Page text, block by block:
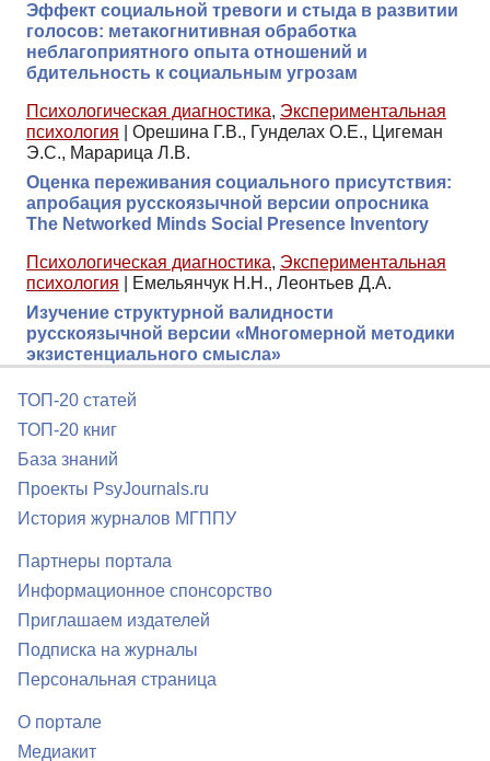
Эффект социальной тревоги и стыда в развитии
голосов: метакогнитивная обработка
неблагоприятного опыта отношений и
бдительность к социальным угрозам
Психологическая диагностика, Экспериментальная
психология
Орешина Г.В., Гунделах О.Е., Цигеман
Э.С., Марарица Л.В.
Оценка переживания социального присутствия:
апробация русскоязычной версии опросника
The Networked Minds Social Presence Inventory
Психологическая диагностика, Экспериментальная
психология
Емельянчук Н.Н., Леонтьев Д.А.
Изучение структурной валидности
русскоязычной версии «Многомерной методики
экзистенциального смысла»
ТОП-20 статей
ТОП-20 книг
База знаний
Проекты PsyJournals.ru
История журналов МГППУ
Партнеры портала
Информационное спонсорство
Приглашаем издателей
Подписка на журналы
Персональная страница
О портале
Медиакит